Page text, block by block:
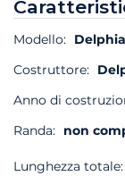
Modello:
Costruttore:
Anno di
Randa: non
Lunghezza totale: